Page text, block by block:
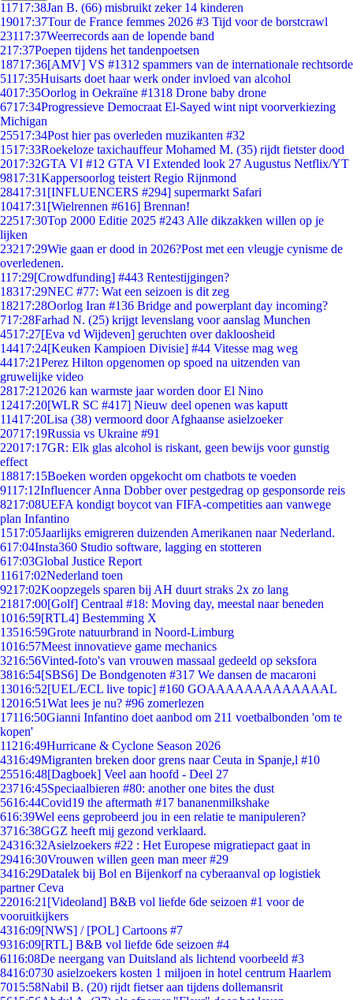
11717:38Jan B. (66) misbruikt zeker 14 kinderen
19017:37Tour de France femmes 2026 #3 Tijd voor de borstcrawl
23117:37Weerrecords aan de lopende band
217:37Poepen tijdens het tandenpoetsen
18717:36[AMV] VS #1312 spammers van de internationale rechtsorde
5117:35Huisarts doet haar werk onder invloed van alcohol
4017:35Oorlog in Oekraïne #1318 Drone baby drone
6717:34Progressieve Democraat El-Sayed wint nipt voorverkiezing
Michigan
25517:34Post hier pas overleden muzikanten #32
1517:33Roekeloze taxichauffeur Mohamed M. (35) rijdt fietster dood
2017:32GTA VI #12 GTA VI Extended look 27 Augustus Netflix/YT
9817:31Kappersoorlog teistert Regio Rijnmond
28417:31 [INFLUENCERS #294] supermarkt Safari
10417:31 [Wielrennen #616] Brennan!
22517:30Top 2000 Editie 2025 #243 Alle dikzakken willen op je
lijken
23217:29Wie gaan er dood in 2026?Post met een vleugje cynisme de
overledenen.
117:29[Crowdfunding] #443 Rentestijgingen?
18317:29NEC #77: Wat een seizoen is dit zeg
18217:28Oorlog Iran #136 Bridge and powerplant day incoming?
717:28Farhad N. (25) krijgt levenslang voor aanslag Munchen
4517:27[Eva vd Wijdeven] geruchten over dakloosheid
14417:24[Keuken Kampioen Divisie] #44 Vitesse mag weg
4417:21Perez Hilton opgenomen op spoed na uitzenden van
gruwelijke video
2817:21 2026 kan warmste jaar worden door El Nino
12417:20[WLR SC #417] Nieuw deel openen was kaputt
11417:20Lisa (38) vermoord door Afghaanse asielzoeker
20717:19Russia vs Ukraine #91
22017:17GR: Elk glas alcohol is riskant, geen bewijs voor gunstig
effect
18817:15Boeken worden opgekocht om chatbots te voeden
9117:12Influencer Anna Dobber over pestgedrag op gesponsorde reis
8217:08UEFA kondigt boycot van FIFA-competities aan vanwege
plan Infantino
1517:05Jaarlijks emigreren duizenden Amerikanen naar Nederland.
617:04Insta360 Studio software, lagging en stotteren
617:03Global Justice Report
11617:02Nederland toen
9217:02Koopzegels sparen bij AH duurt straks 2x zo lang
21817:00[Golf] Centraal #18: Moving day, meestal naar beneden
1016:59[RTL4] Bestemming X
13516:59Grote natuurbrand in Noord-Limburg
1016:57Meest innovatieve game mechanics
3216:56Vinted-foto's van vrouwen massaal gedeeld op seksfora
3816:54[SBS6] De Bondgenoten #317 We dansen de macaroni
13016:52[UEL/ECL live topic] #160 GOAAAAAAAAAAAAAL
12016:51Wat lees je nu? #96 zomerlezen
17116:50Gianni Infantino doet aanbod om 211 voetbalbonden 'om te
kopen'
11216:49Hurricane & Cyclone Season 2026
4316:49Migranten breken door grens naar Ceuta in Spanje,l #10
25516:48[Dagboek] Veel aan hoofd - Deel 27
23716:45Speciaalbieren #80: another one bites the dust
5616:44Covid19 the aftermath #17 bananenmilkshake
616:39Wel eens geprobeerd jou in een relatie te manipuleren?
3716:38GGZ heeft mij gezond verklaard.
24316:32Asielzoekers #22 : Het Europese migratiepact gaat in
29416:30Vrouwen willen geen man meer #29
3416:29Datalek bij Bol en Bijenkorf na cyberaanval op logistiek
partner Ceva
22016:21 [Videoland] B&B vol liefde 6de seizoen #1 voor de
vooruitkijkers
4316:09[NWS] / [POL] Cartoons #7
9316:09[RTL] B&B vol liefde 6de seizoen #4
6116:08De neergang van Duitsland als lichtend voorbeeld #3
8416:0730 asielzoekers kosten 1 miljoen in hotel centrum Haarlem
7015:58Nabil B. (20) rijdt fietser aan tijdens dollemansrit